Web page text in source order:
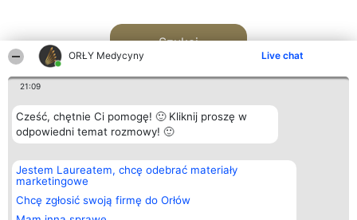
ORŁY Medycyny Live chat
21:09
Cześć, chętnie Ci pomogę! 🙂 Kliknij proszę w
odpowiedni temat rozmowy! 🙂
Jestem Laureatem, chcę odebrać materiały
marketingowe
Chcę zgłosić swoją firmę do Orłów
Szukaj
Organizator plebiscytu
Bright Side Solutions sp. z o.
o. sp. k.
ul. Ruska 22
Wrocław 50-079
Plebiscyt
Laureaci
wszystkich
Laureatów
Kontakt
Kontakt